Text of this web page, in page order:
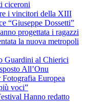
ciceroni
i vincitori della XIII
“Giuseppe Dossetti”
progettata i ragazzi
la nuova metropoli
Guardini al Chierici
All’Onu
Europea
voci”
Hanno redatto